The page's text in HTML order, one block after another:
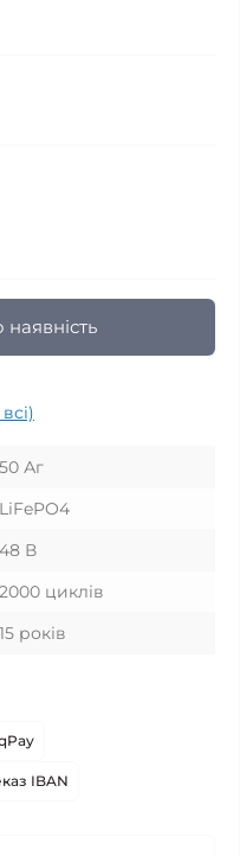
50 Аг
LiFePO4
48 В
2000 циклів
15 років
IBAN